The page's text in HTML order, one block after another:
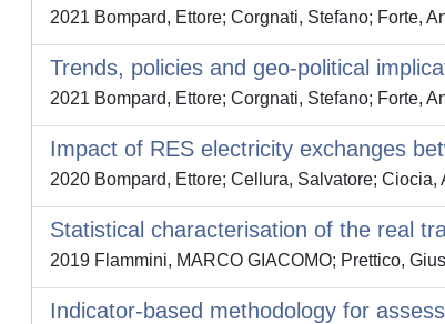
2021 Bompard, Ettore; Corgnati, Stefano; Forte,
Trends, policies and geo-political
2021 Bompard, Ettore; Corgnati, Stefano; Forte,
Impact of RES electricity exchanges
2020 Bompard, Ettore; Cellura, Salvatore;
Statistical characterisation of the real
2019 Flammini, MARCO GIACOMO; Prettico,
Indicator-based methodology for